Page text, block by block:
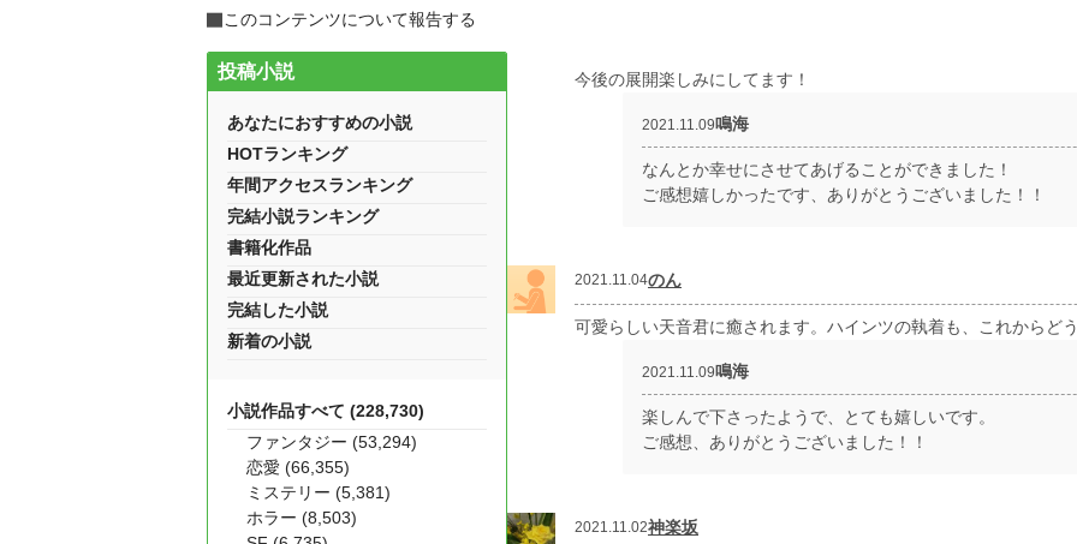
今後の展開楽しみにしてます！
2021.11.09鳴海
なんとか幸せにさせてあげることができました！
ご感想嬉しかったです、ありがとうございました！！
2021.11.04のん
可愛らしい天音君に癒されます。ハインツの執着も、これからど
2021.11.09鳴海
楽しんで下さったようで、とても嬉しいです。
ご感想、ありがとうございました！！
2021.11.02神楽坂
このコンテンツについて報告する
投稿小説
あなたにおすすめの小説
HOTランキング
年間アクセスランキング
完結小説ランキング
書籍化作品
最近更新された小説
完結した小説
新着の小説
小説作品すべて (228,730)
ファンタジー (53,294)
恋愛 (66,355)
ミステリー (5,381)
ホラー (8,503)